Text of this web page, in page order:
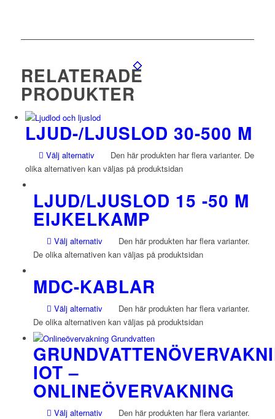
RELATERADE
PRODUKTER
LJUD-/LJUSLOD 30-500 M
Välj alternativ
Den här produkten har flera varianter. De
olika alternativen kan väljas på produktsidan
LJUD/LJUSLOD 15 -50 M
EIJKELKAMP
Välj alternativ
Den här produkten har flera varianter.
De olika alternativen kan väljas på produktsidan
MDC-KABLAR
Välj alternativ
Den här produkten har flera varianter.
De olika alternativen kan väljas på produktsidan
IOT –
ONLINEÖVERVAKNING
Välj alternativ
Den här produkten har flera varianter.